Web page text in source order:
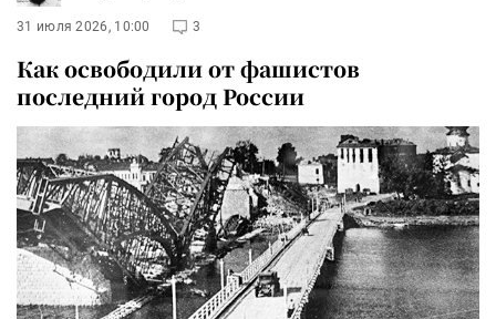
31 июля 2026, 10:00 3
Как освободили от фашистов
последний город России